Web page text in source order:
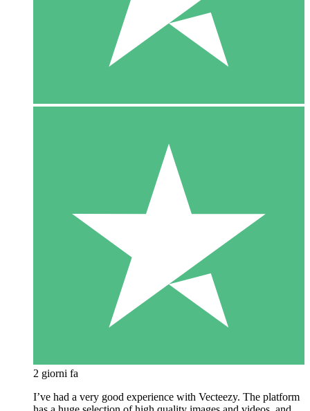
2 giorni fa
I’ve had a very good experience with Vecteezy. The platform